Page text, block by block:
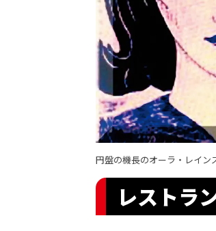
円盤の機長のオーラ・レイン
レストラ